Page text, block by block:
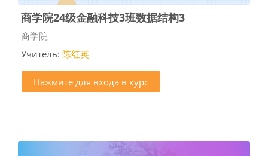
商学院24级金融科技3班数据结构3
Категория курса
商学院
Учитель: 陈红英
Нажмите для входа в курс